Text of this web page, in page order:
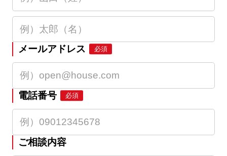
メールアドレス 必須
電話番号 必須
ご相談内容